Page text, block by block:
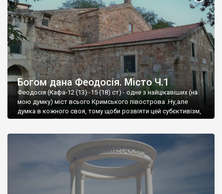
Богом дана Феодосія. Місто Ч.1
Феодосія (Кафа-12 (13) -15 (18) ст) - одне з найцікавіших (на
мою думку) міст всього Кримського півострова .Ну,але
думка в кожного своя, тому щоби розвіяти цей субєктивізм,
запрошую відвідати це